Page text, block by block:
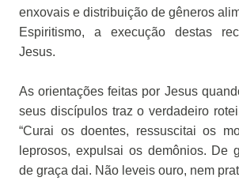
enxovais e distribuição de gêneros
Espiritismo, a execução destas
Jesus.
As orientações feitas por Jesus
seus discípulos traz o verdadeiro
“Curai os doentes, ressuscitai os
leprosos, expulsai os demônios. De
de graça dai. Não leveis ouro, nem